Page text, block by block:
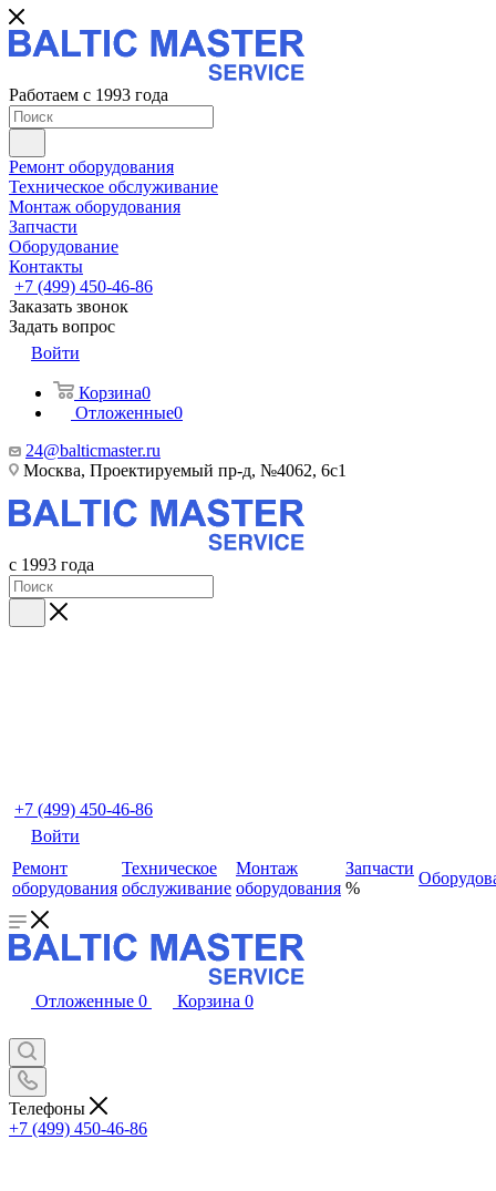
Работаем с 1993 года
Ремонт оборудования
Техническое обслуживание
Монтаж оборудования
Запчасти
Оборудование
Контакты
+7 (499) 450-46-86
Заказать звонок
Задать вопрос
Войти
Корзина0
Отложенные0
24@balticmaster.ru
Москва, Проектируемый пр-д, №4062, 6с1
с 1993 года
+7 (499) 450-46-86
Войти
Ремонт
оборудования
Техническое
обслуживание
Монтаж
оборудования
Запчасти
%
Отложенные 0 Корзина 0
Телефоны
+7 (499) 450-46-86